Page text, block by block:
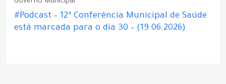
#Podcast – 12ª Conferência Municipal de Saúde
está marcada para o dia 30 – (19.06.2026)